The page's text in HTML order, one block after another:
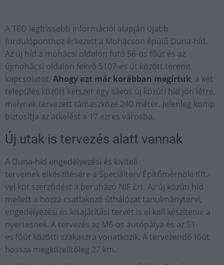
A TED legfrissebb információi alapján újabb
fordulóponthoz érkezett a Mohácson épülő Duna-híd.
Az új híd a mohácsi oldalon futó 56-os főút és az
újmohácsi oldalon fekvő 5107-es út között teremt
kapcsolatot. Ahogy azt már korábban megírtuk, a két
település között kétszer egy sávos új közúti híd jön létre,
melynek tervezett támaszköze 240 méter. Jelenleg komp
biztosítja az átkelést a 17 ezres városba.
Új utak is tervezés alatt vannak
A Duna-híd engedélyezési és kiviteli
terveinek elkészítésére a Speciálterv Építőmérnöki Kft.-
vel köt szerződést a beruházó NIF Zrt. Az új közúti híd
mellett a hozzá csatlakozó úthálózat tanulmánytervi,
engedélyezési és kisajátítási tervét is el kell készítenie a
nyertesnek. A tervezés az M6-os autópálya és az 51-
es főút közötti szakaszra vonatkozik. A tervezendő főút
hossza megközelítőleg 27 km.